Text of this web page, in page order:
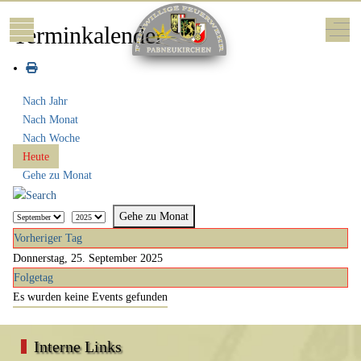
Mobile Menu Toggle Off-
Terminkalender
Nach Jahr
Nach Monat
Nach Woche
Heute
Gehe zu Monat
Gehe zu Monat
Vorheriger Tag
Donnerstag, 25. September 2025
Folgetag
Es wurden keine Events gefunden
Interne Links